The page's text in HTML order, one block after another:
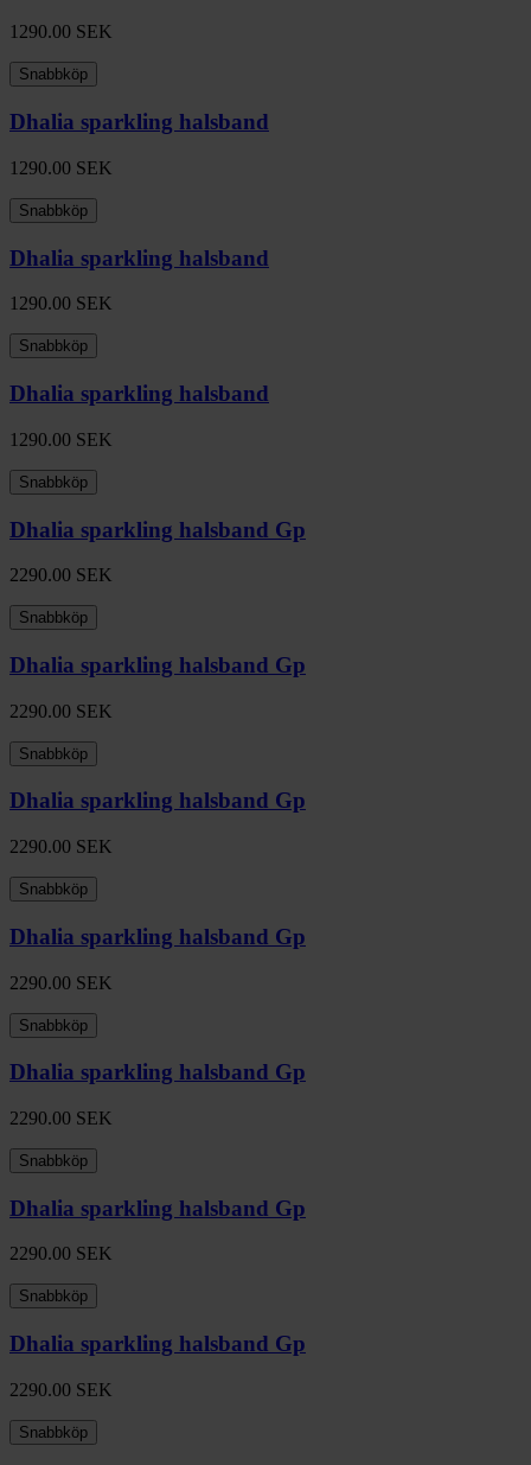
1290.00 SEK
Snabbköp
Dhalia sparkling halsband
1290.00 SEK
Snabbköp
Dhalia sparkling halsband
1290.00 SEK
Snabbköp
Dhalia sparkling halsband
1290.00 SEK
Snabbköp
Dhalia sparkling halsband Gp
2290.00 SEK
Snabbköp
Dhalia sparkling halsband Gp
2290.00 SEK
Snabbköp
Dhalia sparkling halsband Gp
2290.00 SEK
Snabbköp
Dhalia sparkling halsband Gp
2290.00 SEK
Snabbköp
Dhalia sparkling halsband Gp
2290.00 SEK
Snabbköp
Dhalia sparkling halsband Gp
2290.00 SEK
Snabbköp
Dhalia sparkling halsband Gp
2290.00 SEK
Snabbköp